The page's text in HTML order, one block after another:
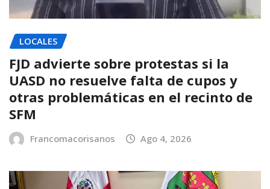
LOCALES
FJD advierte sobre protestas si la
UASD no resuelve falta de cupos y
otras problemáticas en el recinto de
SFM
Francomacorisanos Ago 4, 2026